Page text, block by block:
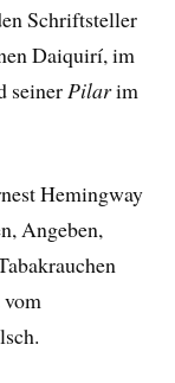
Schriftsteller
Daiquirí, im
seinerPilarim
Hemingway
Angeben,